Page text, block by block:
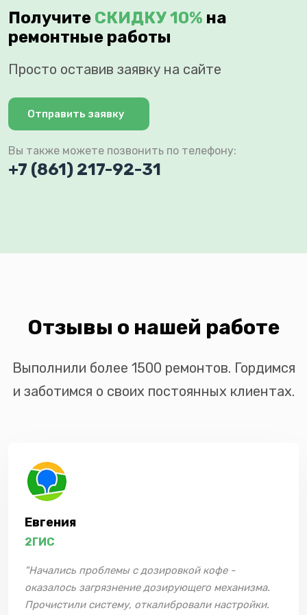
Получите СКИДКУ 10% на
ремонтные работы
Просто оставив заявку на сайте
Отправить заявку
Вы также можете позвонить по телефону:
+7 (861) 217-92-31
Отзывы о нашей работе
Выполнили более 1500 ремонтов. Гордимся
и заботимся о своих постоянных клиентах.
Евгения
2ГИС
"Начались проблемы с дозировкой кофе -
оказалось загрязнение дозирующего механизма.
Прочистили систему, откалибровали настройки.